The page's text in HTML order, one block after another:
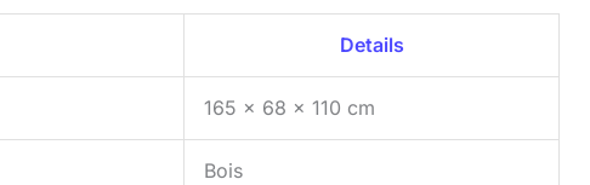
Details
165 x 68 x 110 cm
Bois